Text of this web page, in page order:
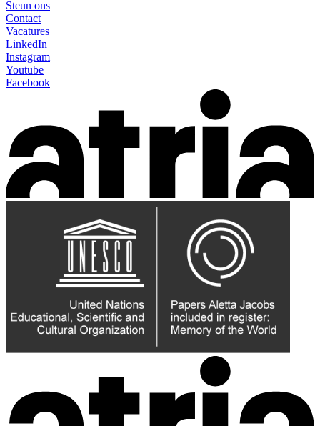
Steun ons
Contact
Vacatures
LinkedIn
Instagram
Youtube
Facebook